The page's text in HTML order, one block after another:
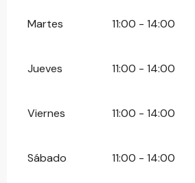
Martes 11:00 - 14:00
Jueves 11:00 - 14:00
Viernes 11:00 - 14:00
Sábado 11:00 - 14:00